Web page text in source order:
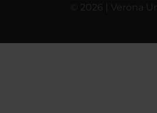
© 2026 | Verona